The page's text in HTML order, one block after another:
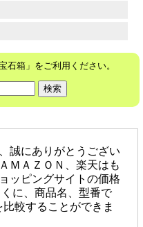
箱」をご利用ください。
誠にありがとうござい
ＭＡＺＯＮ、楽天はも
ッピングサイトの価格
に、商品名、型番で
較することができま